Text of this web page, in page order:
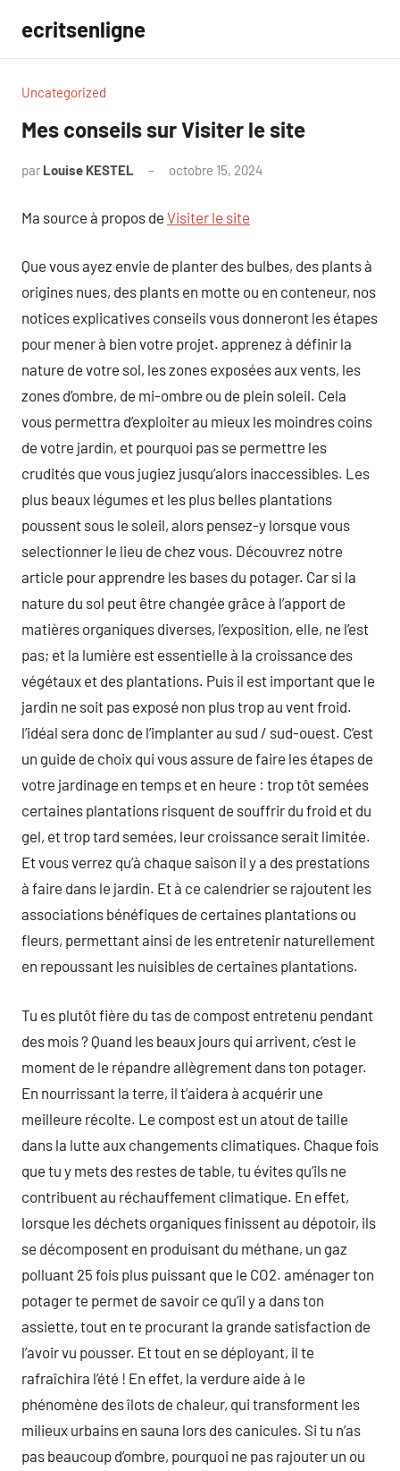
contenu
ecritsenligne
Uncategorized
Mes conseils sur Visiter le site
par Louise KESTEL octobre 15, 2024
Ma source à propos de Visiter le site
Que vous ayez envie de planter des bulbes, des plants à
origines nues, des plants en motte ou en conteneur, nos
notices explicatives conseils vous donneront les étapes
pour mener à bien votre projet. apprenez à définir la
nature de votre sol, les zones exposées aux vents, les
zones d’ombre, de mi-ombre ou de plein soleil. Cela
vous permettra d’exploiter au mieux les moindres coins
de votre jardin, et pourquoi pas se permettre les
crudités que vous jugiez jusqu’alors inaccessibles. Les
plus beaux légumes et les plus belles plantations
poussent sous le soleil, alors pensez-y lorsque vous
selectionner le lieu de chez vous. Découvrez notre
article pour apprendre les bases du potager. Car si la
nature du sol peut être changée grâce à l’apport de
matières organiques diverses, l’exposition, elle, ne l’est
pas; et la lumière est essentielle à la croissance des
végétaux et des plantations. Puis il est important que le
jardin ne soit pas exposé non plus trop au vent froid.
l’idéal sera donc de l’implanter au sud / sud-ouest. C’est
un guide de choix qui vous assure de faire les étapes de
votre jardinage en temps et en heure : trop tôt semées
certaines plantations risquent de souffrir du froid et du
gel, et trop tard semées, leur croissance serait limitée.
Et vous verrez qu’à chaque saison il y a des prestations
à faire dans le jardin. Et à ce calendrier se rajoutent les
associations bénéfiques de certaines plantations ou
fleurs, permettant ainsi de les entretenir naturellement
en repoussant les nuisibles de certaines plantations.
Tu es plutôt fière du tas de compost entretenu pendant
des mois ? Quand les beaux jours qui arrivent, c’est le
moment de le répandre allègrement dans ton potager.
En nourrissant la terre, il t’aidera à acquérir une
meilleure récolte. Le compost est un atout de taille
dans la lutte aux changements climatiques. Chaque fois
que tu y mets des restes de table, tu évites qu’ils ne
contribuent au réchauffement climatique. En effet,
lorsque les déchets organiques finissent au dépotoir, ils
se décomposent en produisant du méthane, un gaz
polluant 25 fois plus puissant que le CO2. aménager ton
potager te permet de savoir ce qu’il y a dans ton
assiette, tout en te procurant la grande satisfaction de
l’avoir vu pousser. Et tout en se déployant, il te
rafraîchira l’été ! En effet, la verdure aide à le
phénomène des îlots de chaleur, qui transforment les
milieux urbains en sauna lors des canicules. Si tu n’as
pas beaucoup d’ombre, pourquoi ne pas rajouter un ou